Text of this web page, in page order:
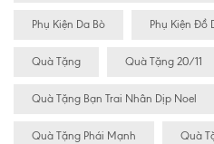
Phụ Kiện Da Bò Phụ Kiện Đồ
Quà Tặng Quà Tặng 20/11
Quà Tặng Bạn Trai Nhân Dịp Noel
Quà Tặng Phái Mạnh Quà